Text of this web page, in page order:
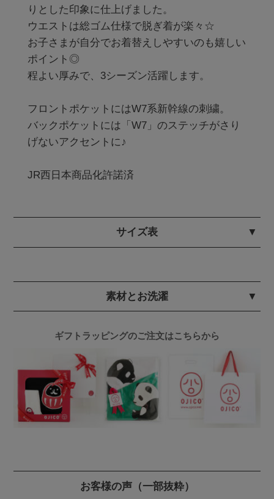
りとした印象に仕上げました。
ウエストは総ゴム仕様で脱ぎ着が楽々☆
お子さまが自分でお着替えしやすいのも嬉しい
ポイント◎
程よい厚みで、3シーズン活躍します。
フロントポケットにはW7系新幹線の刺繍。
バックポケットには「W7」のステッチがさり
げないアクセントに♪
JR西日本商品化許諾済
サイズ表
素材とお洗濯
ギフトラッピングのご注文はこちらから
お客様の声（一部抜粋）